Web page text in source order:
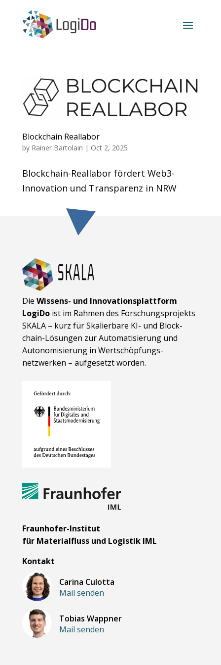
Blockchain Reallabor
by Rainer Bartolain | Oct 2, 2025
Blockchain-Reallabor fördert Web3-
Innovation und Transparenz in NRW
Die Wissens- und Innovationsplattform
LogiDoist im Rahmen des Forschungsprojekts
SKALA – kurz für Skalierbare KI- und Block­
chain-Lösungen zur Automatisierung und
Autonomisierung in Wert­schöpfungs­
netzwerken – aufgesetzt worden.
Fraunhofer-Institut
für Materialfluss und Logistik IML
Kontakt
Carina Culotta
Mail senden
Tobias Wappner
Mail senden